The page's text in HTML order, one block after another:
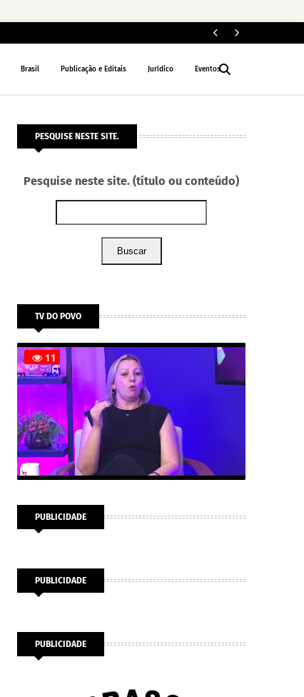
Brasil Publicação e Editais Jurídico Eventos
PESQUISE NESTE SITE.
Pesquise neste site. (título ou conteúdo)
Buscar
TV DO POVO
PUBLICIDADE
PUBLICIDADE
PUBLICIDADE